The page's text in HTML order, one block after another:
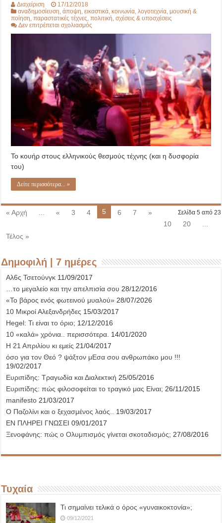
Διαχείριση
17/12/2018
αναδημοσίευση ,άποψη ,εικαστικά ,κοινωνία ,λογοτεχνία ,μουσική &
ποίηση ,παραστατικές τέχνες ,πολιτική ,σχέσεις & υποσχέσεις
Δεν επιτρέπεται σχολιασμός
στους
Θεσμούς
Τέχνης
Το κουήρ στους ελληνικούς θεσμούς τέχνης (και η δυσφορία
του)
Δείτε περισσότερα... »
Σελίδα 5 από 23
« Αρχή « 3 4 5 6 7
»
10
20
Τέλος »
Δημοφιλή | 7 ημέρες
Αλ6ς Τσετούνγκ 11/09/2017
…το μεγαλείο και την απελπισία σου 28/12/2016
«Το βάρος ενός φωτεινού μυαλού» 28/07/2026
10 Μικροί Αλεξανδρήδες 15/03/2017
Hegel: Τι είναι το όριο; 12/12/2016
10 «καλά» χρόνια.. περισσότερα. 14/01/2020
Η 21 Απριλίου κι εμείς 21/04/2017
όσο για τον Θεό ? ψάξτον μΕσα σου ανθρωπάκο μου !!!
19/02/2017
Ευριπίδης: Τραγωδία και Διαλεκτική 25/05/2016
Ευριπίδης: πώς φιλοσοφείται το τραγικό μας Είναι; 26/11/2015
manifesto 21/03/2017
Ο Παζολίνι και ο ξεχασμένος λαός..
19/03/2017
ΕΝ ΠΛΗΡΕΙ ΓΝΩΣΕΙ 09/01/2017
Ξενοφάνης: πώς ο Ολυμπισμός γίνεται σκοταδισμός; 27/08/2016
Τυχαία
Τι σημαίνει τελικά ο όρος «γυναικοκτονία»;
09/12/2021